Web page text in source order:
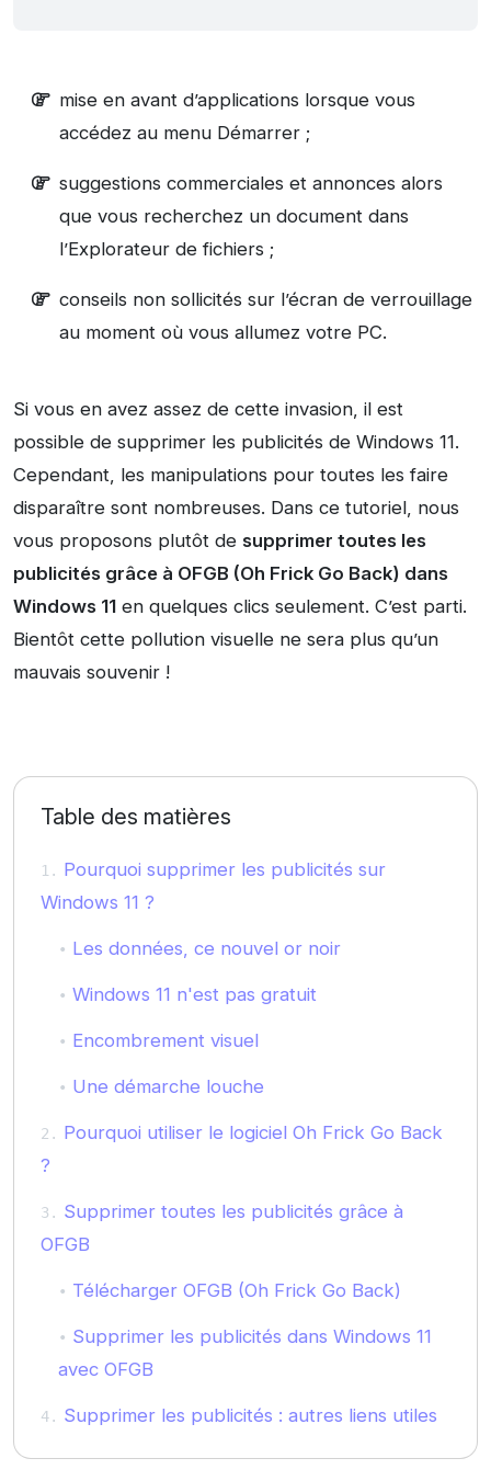
mise en avant d’applications lorsque vous
accédez au menu Démarrer ;
suggestions commerciales et annonces alors
que vous recherchez un document dans
l’Explorateur de fichiers ;
conseils non sollicités sur l’écran de verrouillage
au moment où vous allumez votre PC.
Si vous en avez assez de cette invasion, il est
possible de supprimer les publicités de Windows 11.
Cependant, les manipulations pour toutes les faire
disparaître sont nombreuses. Dans ce tutoriel, nous
vous proposons plutôt de supprimer toutes les
publicités grâce à OFGB (Oh Frick Go Back) dans
Windows 11 en quelques clics seulement. C’est parti.
Bientôt cette pollution visuelle ne sera plus qu’un
mauvais souvenir !
Table des matières
Pourquoi supprimer les publicités sur
Windows 11 ?
Les données, ce nouvel or noir
Windows 11 n'est pas gratuit
Encombrement visuel
Une démarche louche
Pourquoi utiliser le logiciel Oh Frick Go Back
?
Supprimer toutes les publicités grâce à
OFGB
Télécharger OFGB (Oh Frick Go Back)
Supprimer les publicités dans Windows 11
avec OFGB
Supprimer les publicités : autres liens utiles